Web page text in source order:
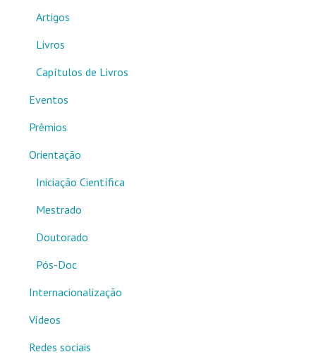
Artigos
Livros
Capítulos de Livros
Eventos
Prêmios
Orientação
Iniciação Científica
Mestrado
Doutorado
Pós-Doc
Internacionalização
Vídeos
Redes sociais